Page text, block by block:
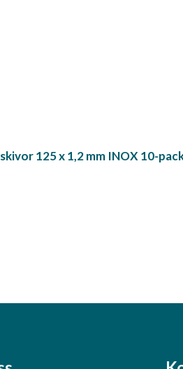
125 x 1,2 mm INOX 10-